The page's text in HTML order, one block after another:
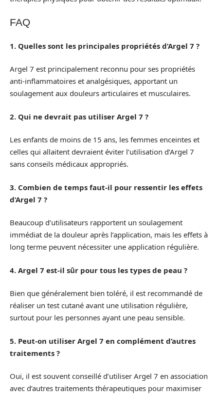
FAQ
1. Quelles sont les principales propriétés d’Argel 7 ?
Argel 7 est principalement reconnu pour ses propriétés
anti-inflammatoires et analgésiques, apportant un
soulagement aux douleurs articulaires et musculaires.
2. Qui ne devrait pas utiliser Argel 7 ?
Les enfants de moins de 15 ans, les femmes enceintes et
celles qui allaitent devraient éviter l’utilisation d’Argel 7
sans conseils médicaux appropriés.
3. Combien de temps faut-il pour ressentir les effets
d’Argel 7 ?
Beaucoup d’utilisateurs rapportent un soulagement
immédiat de la douleur après l’application, mais les effets à
long terme peuvent nécessiter une application régulière.
4. Argel 7 est-il sûr pour tous les types de peau ?
Bien que généralement bien toléré, il est recommandé de
réaliser un test cutané avant une utilisation régulière,
surtout pour les personnes ayant une peau sensible.
5. Peut-on utiliser Argel 7 en complément d’autres
traitements ?
Oui, il est souvent conseillé d’utiliser Argel 7 en association
avec d’autres traitements thérapeutiques pour maximiser